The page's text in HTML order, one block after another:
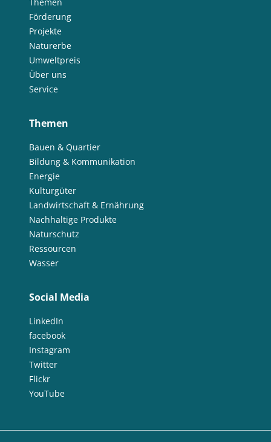
Förderung
Projekte
Naturerbe
Umweltpreis
Über uns
Service
Themen
Bauen & Quartier
Bildung & Kommunikation
Energie
Kulturgüter
Landwirtschaft & Ernährung
Nachhaltige Produkte
Naturschutz
Ressourcen
Wasser
Social Media
LinkedIn
facebook
Instagram
Twitter
Flickr
YouTube